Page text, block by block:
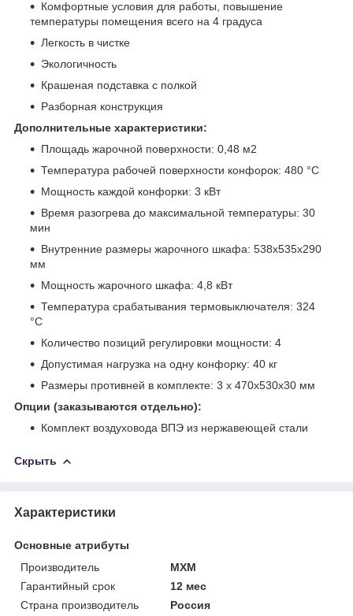
Комфортные условия для работы, повышение
температуры помещения всего на 4 градуса
Легкость в чистке
Экологичность
Крашеная подставка с полкой
Разборная конструкция
Дополнительные характеристики:
Площадь жарочной поверхности: 0,48 м2
Температура рабочей поверхности конфорок: 480 °С
Мощность каждой конфорки: 3 кВт
Время разогрева до максимальной температуры: 30
мин
Внутренние размеры жарочного шкафа: 538х535х290
мм
Мощность жарочного шкафа: 4,8 кВт
Температура срабатывания термовыключателя: 324
°С
Количество позиций регулировки мощности: 4
Допустимая нагрузка на одну конфорку: 40 кг
Размеры противней в комплекте: 3 х 470х530х30 мм
Опции (заказываются отдельно):
Комплект воздуховода ВПЭ из нержавеющей стали
Скрыть
Характеристики
Основные атрибуты
Производитель
МХМ
Гарантийный срок
12 мес
Страна производитель
Россия